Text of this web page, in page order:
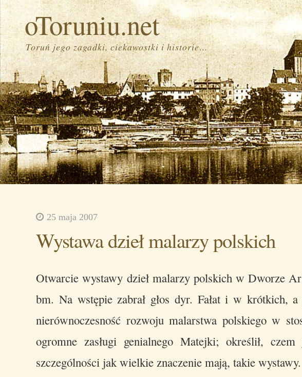
oToruniu.net
Toruń jego zagadki, ciekawostki i historie…
25 maja 2007
Wystawa dzieł malarzy polskich
Otwarcie wystawy dzieł malarzy polskich w Dworze
bm. Na wstępie zabrał głos dyr. Fałat i w krótkich, a
nierównoczesność rozwoju malarstwa polskiego w
ogromne zasługi genialnego Matejki; określił,
szczególności jak wielkie znaczenie mają, takie wystawy.